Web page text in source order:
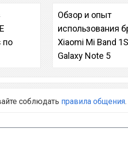
по
Обзор и опыт
использования
Xiaomi Mi Band
Galaxy Note 5
соблюдать правила общения.